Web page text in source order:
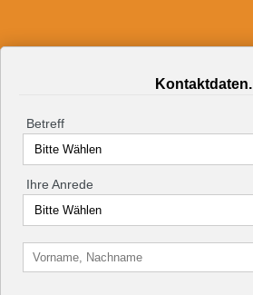
Kontaktdaten.
Betreff
Ihre Anrede